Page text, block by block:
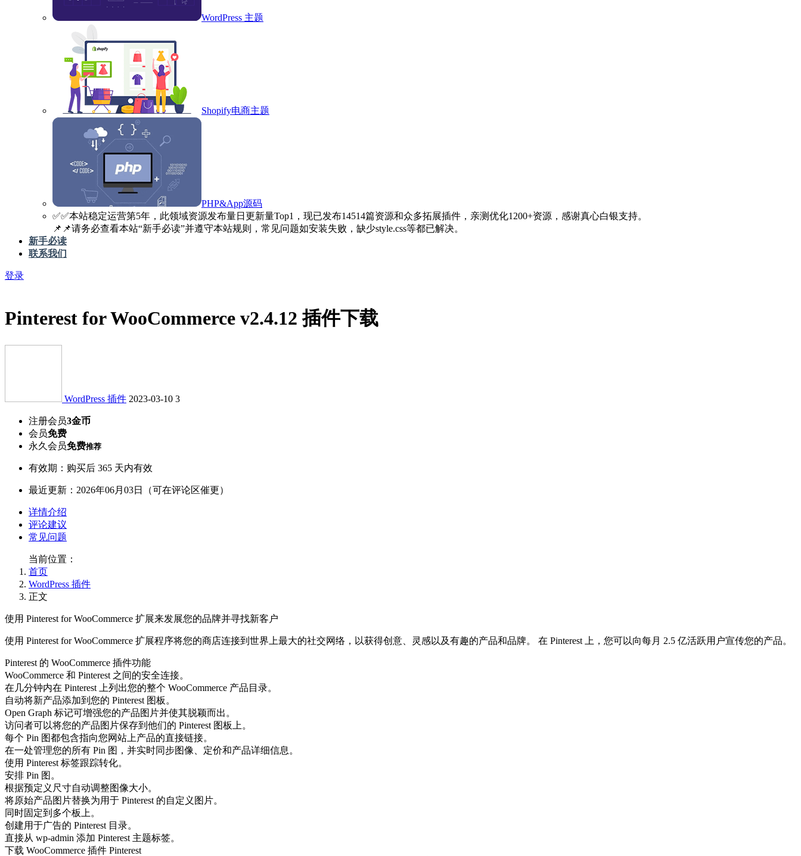
WordPress 主题
Shopify电商主题
PHP&App源码
✅️✅️本站稳定运营第5年，此领域资源发布量日更新量Top1，现已发布14514篇资源和众多拓展插件，亲测优化1200+资源，感谢真心白银支持。
📌📌请务必查看本站“新手必读”并遵守本站规则，常见问题如安装失败，缺少style.css等都已解决。
新手必读
联系我们
登录
Pinterest for WooCommerce v2.4.12 插件下载
WordPress 插件 2023-03-10 3
注册会员3金币
会员免费
永久会员免费推荐
有效期：购买后 365 天内有效
最近更新：2026年06月03日（可在评论区催更）
详情介绍
评论建议
常见问题
当前位置：
首页
WordPress 插件
正文
使用 Pinterest for WooCommerce 扩展来发展您的品牌并寻找新客户
使用 Pinterest for WooCommerce 扩展程序将您的商店连接到世界上最大的社交网络，以获得创意、灵感以及有趣的产品和品牌。 在 Pinterest 上，您可以向每月 2.5 亿活跃用户宣传您的产品。
Pinterest 的 WooCommerce 插件功能
WooCommerce 和 Pinterest 之间的安全连接。
在几分钟内在 Pinterest 上列出您的整个 WooCommerce 产品目录。
自动将新产品添加到您的 Pinterest 图板。
Open Graph 标记可增强您的产品图片并使其脱颖而出。
访问者可以将您的产品图片保存到他们的 Pinterest 图板上。
每个 Pin 图都包含指向您网站上产品的直接链接。
在一处管理您的所有 Pin 图，并实时同步图像、定价和产品详细信息。
使用 Pinterest 标签跟踪转化。
安排 Pin 图。
根据预定义尺寸自动调整图像大小。
将原始产品图片替换为用于 Pinterest 的自定义图片。
同时固定到多个板上。
创建用于广告的 Pinterest 目录。
直接从 wp-admin 添加 Pinterest 主题标签。
下载 WooCommerce 插件 Pinterest